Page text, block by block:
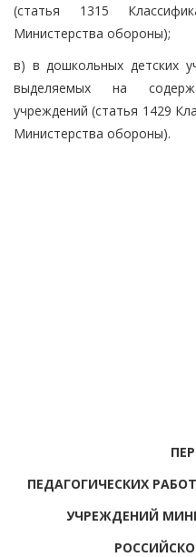
(статья 1315
Министерства обороны);
в) в дошкольных детских
выделяемых на
учреждений (статья 1429
Министерства обороны).
ПЕДАГОГИЧЕСКИХ
УЧРЕЖДЕНИЙ